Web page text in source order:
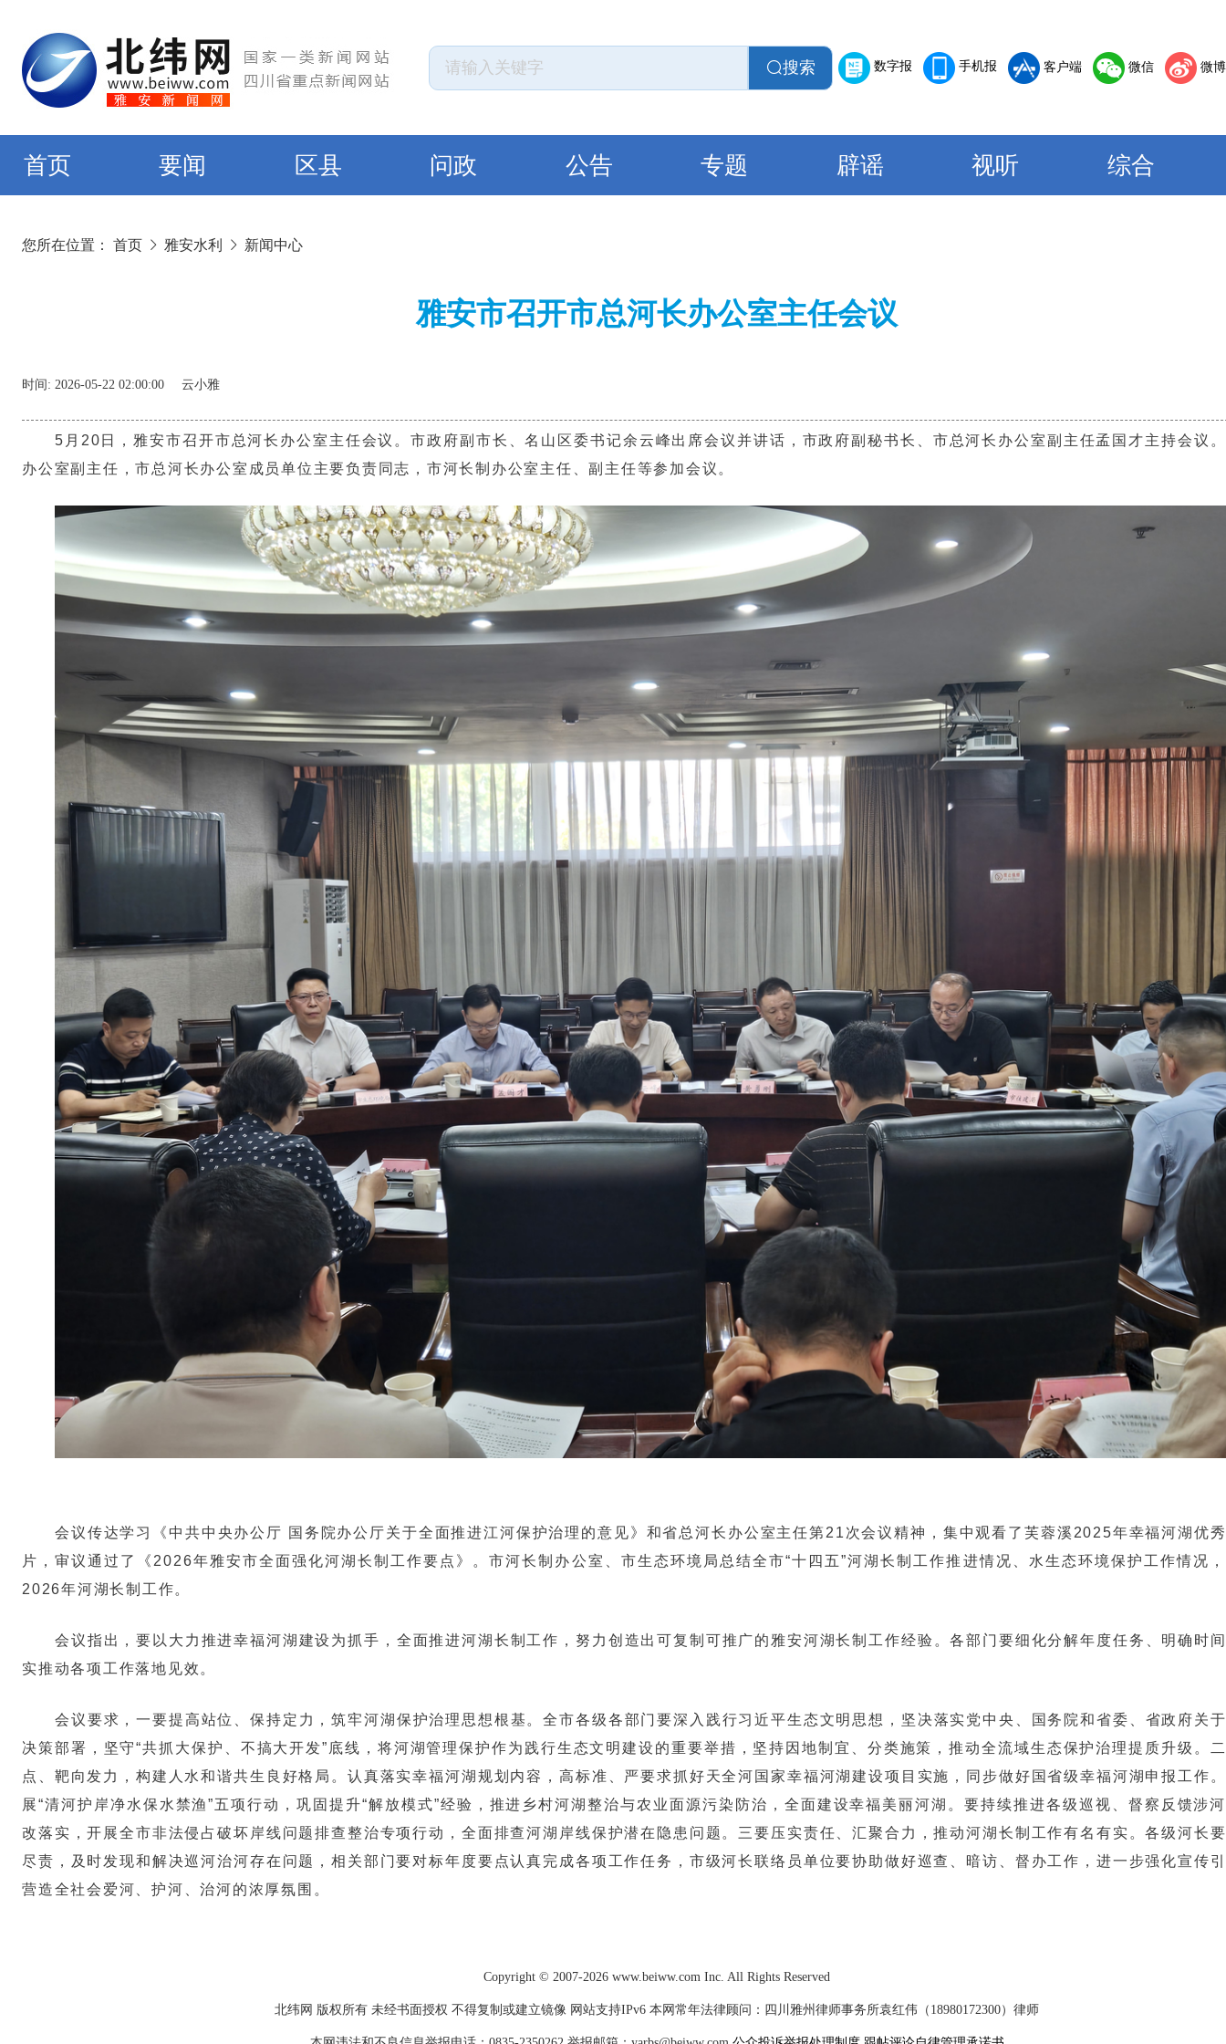
搜索 数字报 手机报 客户端 微信 微博
首页 要闻 区县 问政 公告 专题 辟谣 视听 综合
您所在位置： 首页 雅安水利 新闻中心
雅安市召开市总河长办公室主任会议
时间: 2026-05-22 02:00:00 云小雅
5月20日，雅安市召开市总河长办公室主任会议。市政府副市长、名山区委书记余云峰出席会议并讲话，市政府副秘书长、市总河长办公室副主任孟国才主持会议
办公室副主任，市总河长办公室成员单位主要负责同志，市河长制办公室主任、副主任等参加会议。
会议传达学习《中共中央办公厅 国务院办公厅关于全面推进江河保护治理的意见》和省总河长办公室主任第21次会议精神，集中观看了芙蓉溪2025年幸福河湖优
片，审议通过了《2026年雅安市全面强化河湖长制工作要点》。市河长制办公室、市生态环境局总结全市“十四五”河湖长制工作推进情况、水生态环境保护工作情况
2026年河湖长制工作。
会议指出，要以大力推进幸福河湖建设为抓手，全面推进河湖长制工作，努力创造出可复制可推广的雅安河湖长制工作经验。各部门要细化分解年度任务、明确时
实推动各项工作落地见效。
会议要求，一要提高站位、保持定力，筑牢河湖保护治理思想根基。全市各级各部门要深入践行习近平生态文明思想，坚决落实党中央、国务院和省委、省政府关
决策部署，坚守“共抓大保护、不搞大开发”底线，将河湖管理保护作为践行生态文明建设的重要举措，坚持因地制宜、分类施策，推动全流域生态保护治理提质升级。
点、靶向发力，构建人水和谐共生良好格局。认真落实幸福河湖规划内容，高标准、严要求抓好天全河国家幸福河湖建设项目实施，同步做好国省级幸福河湖申报工作
展“清河护岸净水保水禁渔”五项行动，巩固提升“解放模式”经验，推进乡村河湖整治与农业面源污染防治，全面建设幸福美丽河湖。要持续推进各级巡视、督察反馈涉
改落实，开展全市非法侵占破坏岸线问题排查整治专项行动，全面排查河湖岸线保护潜在隐患问题。三要压实责任、汇聚合力，推动河湖长制工作有名有实。各级河长
尽责，及时发现和解决巡河治河存在问题，相关部门要对标年度要点认真完成各项工作任务，市级河长联络员单位要协助做好巡查、暗访、督办工作，进一步强化宣传
营造全社会爱河、护河、治河的浓厚氛围。
Copyright © 2007-2026 www.beiww.com Inc. All Rights Reserved
北纬网 版权所有 未经书面授权 不得复制或建立镜像 网站支持IPv6 本网常年法律顾问：四川雅州律师事务所袁红伟（18980172300）律师